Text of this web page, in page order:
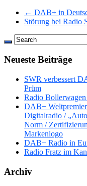
← DAB+ in
Störung bei
Neueste Beiträge
SWR verbessert
Prüm
Radio Bollerwagen
DAB+
Digitalradio /
Norm /
Markenlogo
DAB+ Radio in
Radio Fratz im
Archiv